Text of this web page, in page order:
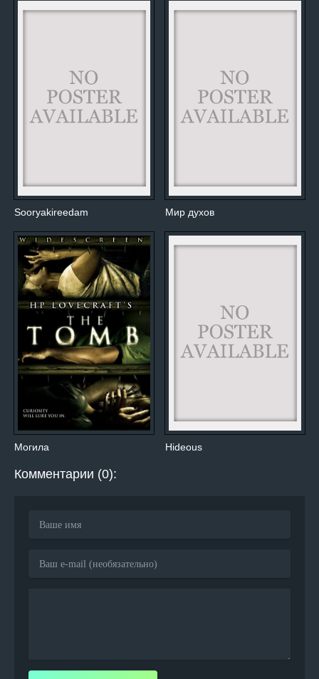
Sooryakireedam Мир духов
Могила Hideous
Комментарии (0):